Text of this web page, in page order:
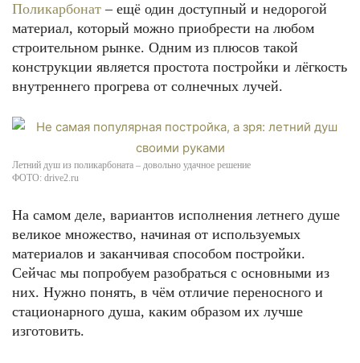
Поликарбонат – ещё один доступный и недорогой
материал, который можно приобрести на любом
строительном рынке. Одним из плюсов такой
конструкции является простота постройки и лёгкость
внутреннего прогрева от солнечных лучей.
Летний душ из поликарбоната – довольно удачное решение
ФОТО: drive2.ru
На самом деле, вариантов исполнения летнего душе
великое множество, начиная от используемых
материалов и заканчивая способом постройки.
Сейчас мы попробуем разобраться с основными из
них. Нужно понять, в чём отличие переносного и
стационарного душа, каким образом их лучше
изготовить.